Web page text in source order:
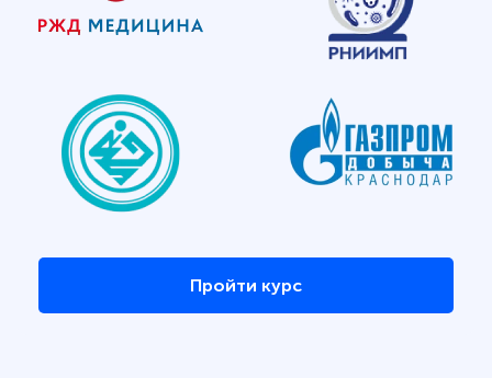
Пройти курс